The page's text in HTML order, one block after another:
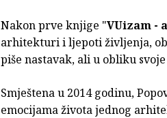
Nakon prve knjige "VUizam -
arhitekturi i ljepoti življenja,
piše nastavak, ali u obliku
Smještena u 2014 godinu,
emocijama života jednog